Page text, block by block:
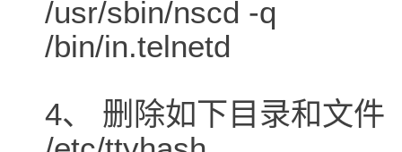
/usr/sbin/nscd -q
/bin/in.telnetd
4、 删除如下目录和文件